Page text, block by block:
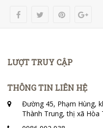
LƯỢT TRUY CẬP
THÔNG TIN LIÊN HỆ
Đường 45, Phạm Hùng,
Thành Trung, thị xã Hòa